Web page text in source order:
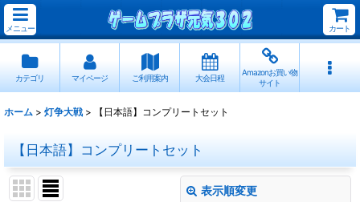
メニュー カート
カテゴリ マイページ ご利用案内 大会日程
Amazonお買い物
サイト
ホーム > 灯争大戦 > 【日本語】コンプリートセット
【日本語】コンプリートセット
表示順変更